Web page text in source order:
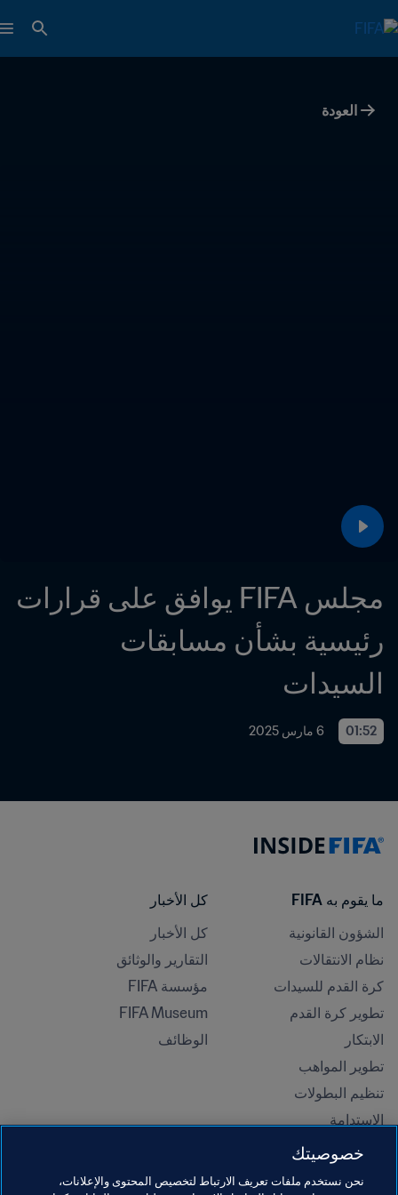
العودة
السيدات
01:52 6 مارس 2025
ما يقوم به FIFA
الشؤون القانونية
نظام الانتقالات
كرة القدم للسيدات
تطوير كرة القدم
الابتكار
تطوير المواهب
تنظيم البطولات
الاستدامة
حقوق الإنسان ومناهضة التمييز
كل الأخبار
كل الأخبار
التقارير والوثائق
مؤسسة FIFA
FIFA Museum
الوظائف
خصوصيتك
نحن نستخدم ملفات تعريف الارتباط لتخصيص المحتوى والإعلانات،